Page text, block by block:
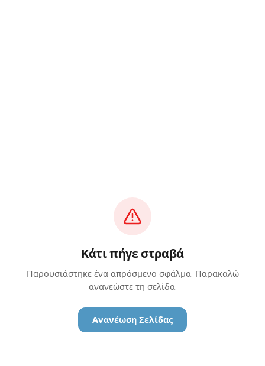
Κάτι πήγε στραβά
Παρουσιάστηκε ένα απρόσμενο σφάλμα. Παρακαλώ
ανανεώστε τη σελίδα.
Ανανέωση Σελίδας